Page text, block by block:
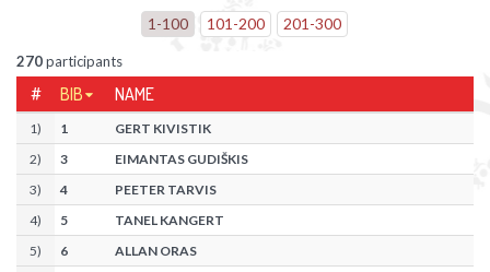
1-100 101-200 201-300
270participants
# BIB NAME
1) 1
GERT KIVISTIK
2) 3
EIMANTAS GUDIŠKIS
3) 4
PEETER TARVIS
4) 5
TANEL KANGERT
5) 6
ALLAN ORAS